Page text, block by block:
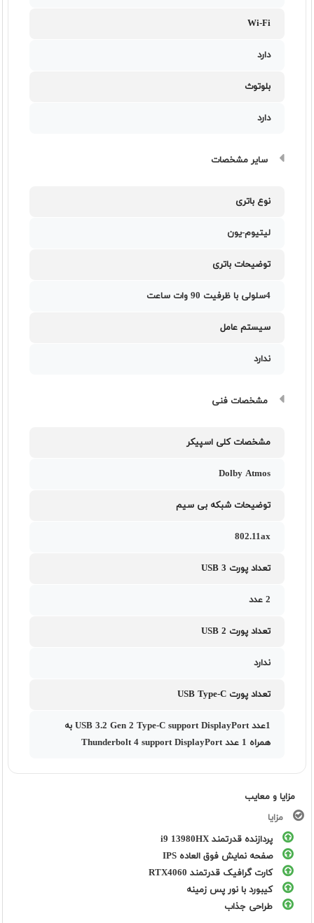
Wi-Fi
دارد
بلوتوث
دارد
سایر مشخصات
نوع باتری
لیتیوم-یون
توضیحات باتری
4سلولی با ظرفیت 90 وات ساعت
سیستم عامل
ندارد
مشخصات فنی
مشخصات کلی اسپیکر
Dolby Atmos
توضیحات شبکه بی سیم
802.11ax
تعداد پورت USB 3
2 عدد
تعداد پورت USB 2
ندارد
تعداد پورت USB Type-C
1عدد USB 3.2 Gen 2 Type-C support DisplayPort به
همراه 1 عدد Thunderbolt 4 support DisplayPort
مزایا و معایب
مزایا
پردازنده قدرتمند i9 13980HX
صفحه نمایش فوق العاده IPS
کارت گرافیک قدرتمند RTX4060
کیبورد با نور پس زمینه
طراحی جذاب